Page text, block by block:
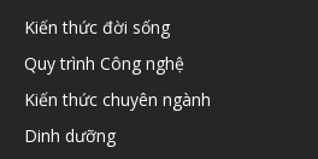
Kiến thức đời sống
Quy trình Công nghệ
Kiến thức chuyên ngành
Dinh dưỡng